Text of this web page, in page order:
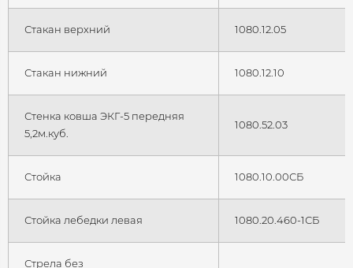
Стакан верхний 1080.12.05
Стакан нижний 1080.12.10
Стенка ковша ЭКГ-5 передняя
5,2м.куб.
1080.52.03
Стойка 1080.10.00СБ
Стойка лебедки левая 1080.20.460-1СБ
Стрела без